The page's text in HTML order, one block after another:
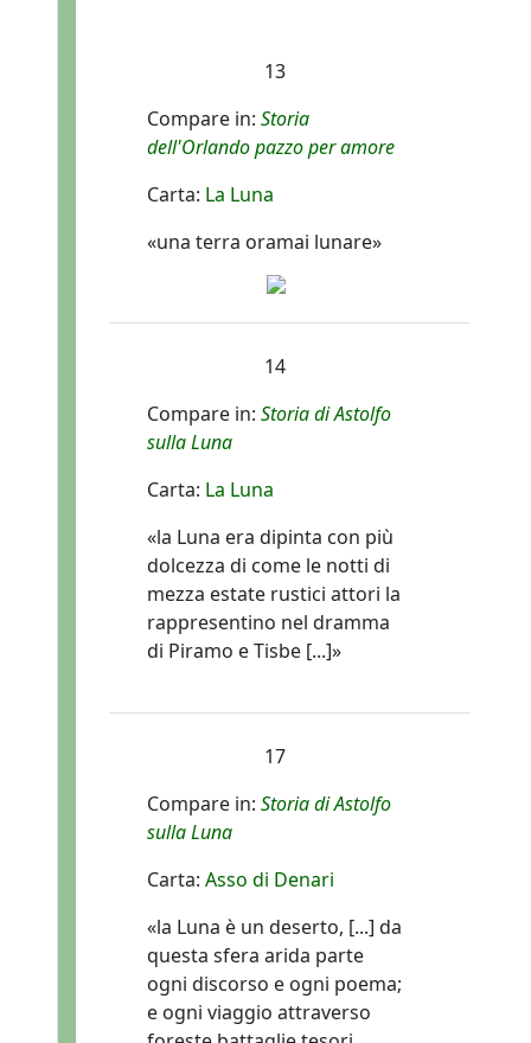
13
Compare in: Storia
dell'Orlando pazzo per amore
Carta: La Luna
«una terra oramai lunare»
14
Compare in: Storia di Astolfo
sulla Luna
Carta: La Luna
«la Luna era dipinta con più
dolcezza di come le notti di
mezza estate rustici attori la
rappresentino nel dramma
di Piramo e Tisbe [...]»
17
Compare in: Storia di Astolfo
sulla Luna
Carta: Asso di Denari
«la Luna è un deserto, [...] da
questa sfera arida parte
ogni discorso e ogni poema;
e ogni viaggio attraverso